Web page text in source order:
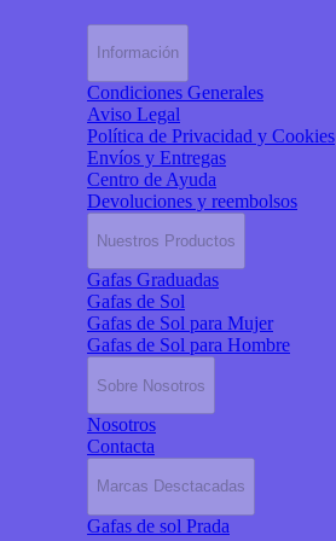
Información
Condiciones Generales
Aviso Legal
Política de Privacidad y Cookies
Envíos y Entregas
Centro de Ayuda
Devoluciones y reembolsos
Nuestros Productos
Gafas Graduadas
Gafas de Sol
Gafas de Sol para Mujer
Gafas de Sol para Hombre
Sobre Nosotros
Nosotros
Contacta
Marcas Desctacadas
Gafas de sol Prada